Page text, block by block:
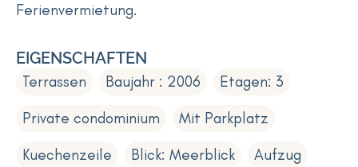
Ferienvermietung.
EIGENSCHAFTEN
Terrassen Baujahr : 2006
Etagen: 3
Private condominium
Mit Parkplatz
Kuechenzeile
Blick: Meerblick
Aufzug